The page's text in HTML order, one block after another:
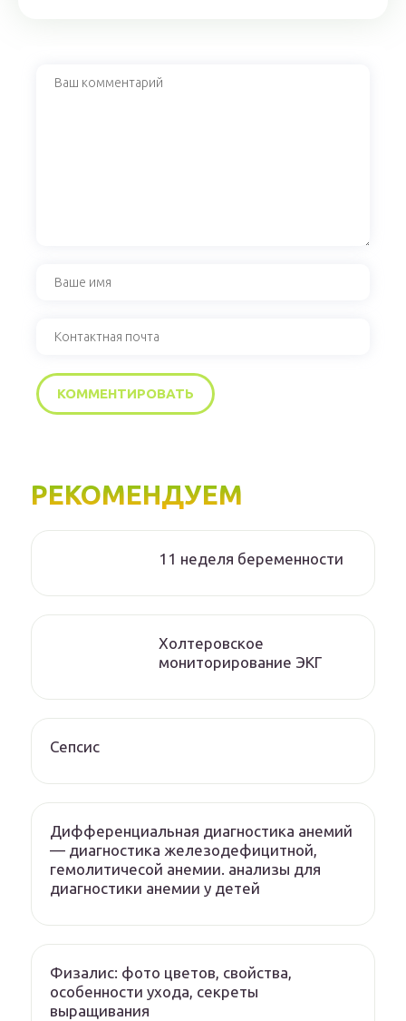
РЕКОМЕНДУЕМ
11 неделя беременности
Холтеровское
мониторирование ЭКГ
Сепсис
Дифференциальная диагностика анемий
— диагностика железодефицитной,
гемолитичесой анемии. анализы для
диагностики анемии у детей
Физалис: фото цветов, свойства,
особенности ухода, секреты
выращивания